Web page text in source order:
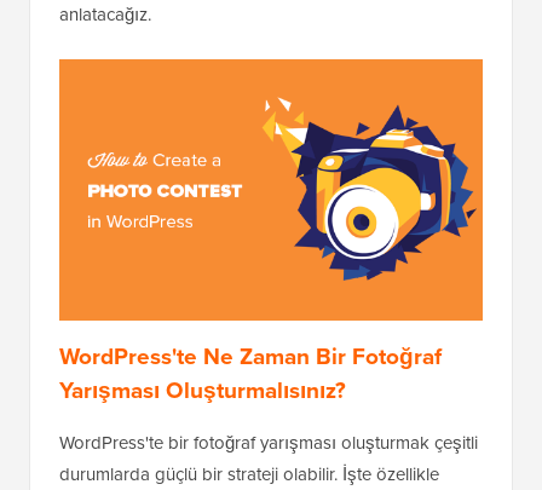
anlatacağız.
WordPress'te Ne Zaman Bir Fotoğraf
Yarışması Oluşturmalısınız?
WordPress'te bir fotoğraf yarışması oluşturmak çeşitli
durumlarda güçlü bir strateji olabilir. İşte özellikle